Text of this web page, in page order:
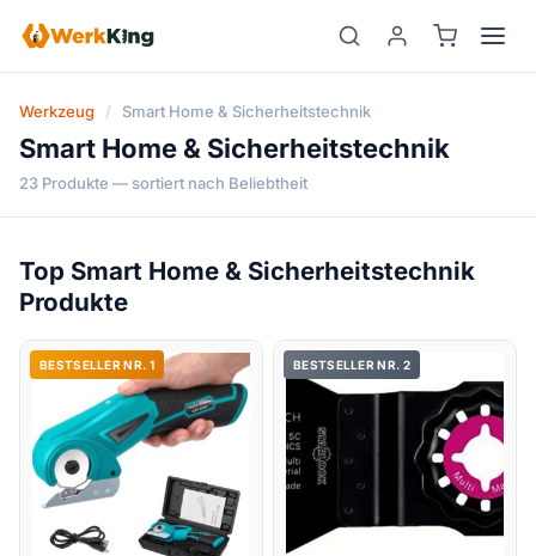
Inhalt
springen
Werkzeug
/ Smart Home & Sicherheitstechnik
Smart Home & Sicherheitstechnik
23 Produkte — sortiert nach Beliebtheit
Top Smart Home & Sicherheitstechnik
Produkte
BESTSELLER NR. 1 BESTSELLER NR. 2